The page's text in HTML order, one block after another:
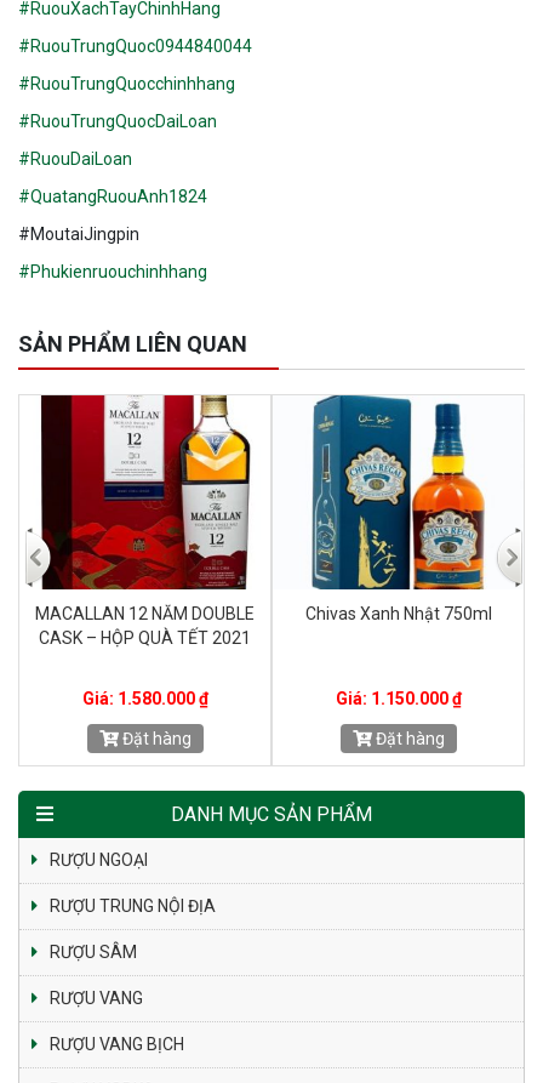
#RuouXachTayChinhHang
#RuouTrungQuoc0944840044
#RuouTrungQuocchinhhang
#RuouTrungQuocDaiLoan
#RuouDaiLoan
#QuatangRuouAnh1824
#MoutaiJingpin
#Phukienruouchinhhang
SẢN PHẨM LIÊN QUAN
RƯỢU CHAMPAGNE TRIBAUT
SCHLOESSER BRUT PREMIER
Giá: 1.680.000 ₫
Đặt hàng
Rượu Ballantines 12 Năm
Giá: 600.000 ₫
Đặt hàng
DANH MỤC SẢN PHẨM
RƯỢU NGOẠI
RƯỢU TRUNG NỘI ĐỊA
RƯỢU SÂM
RƯỢU VANG
RƯỢU VANG BỊCH